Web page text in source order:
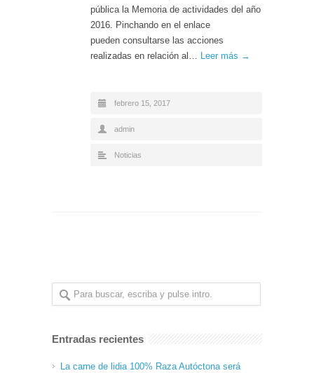
pública la Memoria de actividades del año
2016. Pinchando en el enlace
pueden consultarse las acciones
realizadas en relación al… Leer más →
febrero 15, 2017
admin
Noticias
Entradas recientes
La carne de lidia 100% Raza Autóctona será